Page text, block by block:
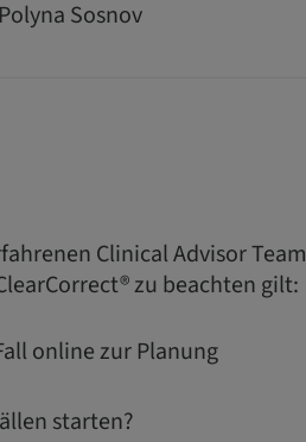
Polyna Sosnov
Clinical Advisor Team
zu beachten gilt:
online zur Planung
starten?